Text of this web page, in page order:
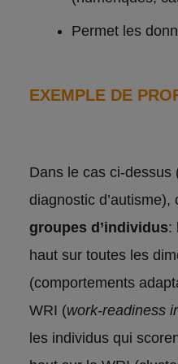
Permet les
EXEMPLE DE
Dans le cas ci-dessus
diagnostic d’autisme),
groupes d’individus:
haut sur toutes les
(comportements
WRI (work-readiness
les individus qui